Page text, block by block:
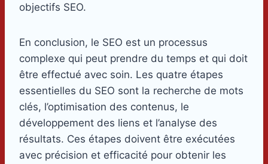
objectifs SEO.
En conclusion, le SEO est un processus
complexe qui peut prendre du temps et qui doit
être effectué avec soin. Les quatre étapes
essentielles du SEO sont la recherche de mots
clés, l’optimisation des contenus, le
développement des liens et l’analyse des
résultats. Ces étapes doivent être exécutées
avec précision et efficacité pour obtenir les